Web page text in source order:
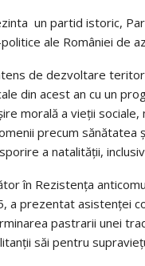
un partid istoric,
ale României de
de dezvoltare
din acest an cu un
morală a vieții
precum sănătatea
a natalității,
în Rezistența
a prezentat asistenței
pastrarii unei
săi pentru